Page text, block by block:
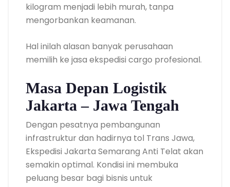
kilogram menjadi lebih murah, tanpa
mengorbankan keamanan.
Hal inilah alasan banyak perusahaan
memilih ke jasa ekspedisi cargo profesional.
Masa Depan Logistik
Jakarta – Jawa Tengah
Dengan pesatnya pembangunan
infrastruktur dan hadirnya tol Trans Jawa,
Ekspedisi Jakarta Semarang Anti Telat akan
semakin optimal. Kondisi ini membuka
peluang besar bagi bisnis untuk